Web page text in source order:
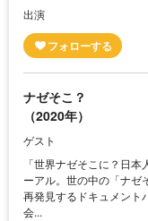
出演
ナゼそこ？
（2020年）
ゲスト
「世界ナゼそこに？日
ーアル。世の中の「ナゼ
再発見するドキュメント
会...